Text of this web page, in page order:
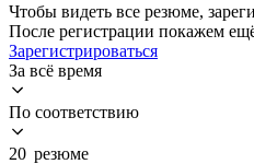
Чтобы видеть все резюме,
После регистрации покажем
Зарегистрироваться
За всё время
По соответствию
20 резюме